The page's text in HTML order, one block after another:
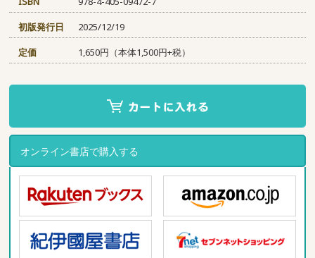
初版発行日
2025/12/19
定価
1,650円（本体1,500円+税）
オンライン書店で購入する